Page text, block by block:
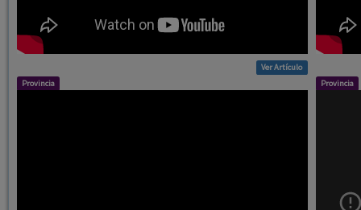
Ver Artículo
Provincia Provincia